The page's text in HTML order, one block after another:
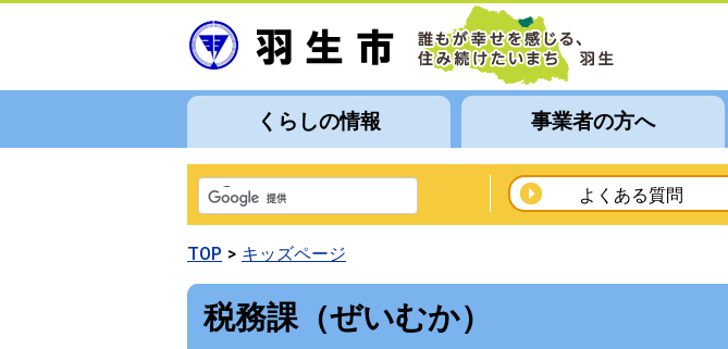
くらしの情報 事業者の方へ
よくある質問
TOP キッズページ
税務課（ぜいむか）